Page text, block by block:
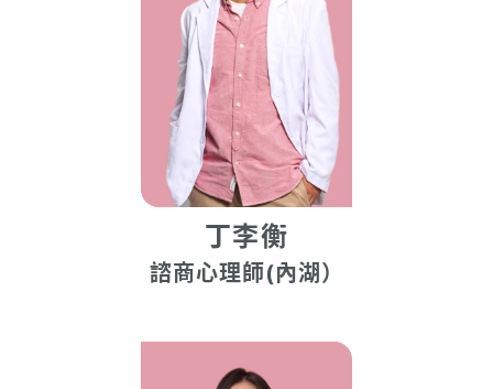
丁李衡
諮商心理師(內湖）